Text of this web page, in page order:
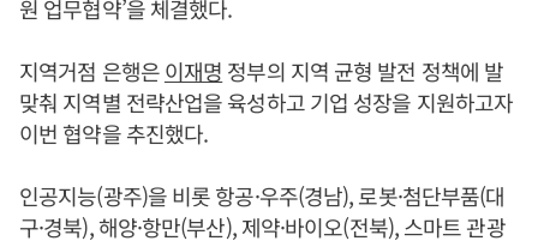
원 업무협약’을 체결했다.
지역거점 은행은이재명 정부의 지역 균형 발전 정책에 발
맞춰 지역별 전략산업을 육성하고 기업 성장을 지원하고자
이번 협약을 추진했다.
인공지능(광주)을 비롯 항공·우주(경남), 로봇·첨단부품(대
구·경북), 해양·항만(부산), 제약·바이오(전북), 스마트 관광